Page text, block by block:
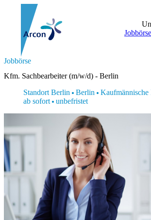
Jobbörse
Suche...
Bewerber
Jobbörse
Standorte
Zurück
Vorteile
Initiativbewerbung
Zurück
Personalanfrage
Jobbörse
Kfm. Sachbearbeiter (m/w/d) - Berlin
Standort Berlin
Berlin Kaufmännische
ab sofort
unbefristet